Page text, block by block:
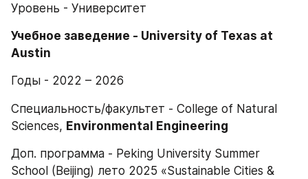
Уровень - Университет
Учебное заведение - University of Texas at
Austin
Годы - 2022 – 2026
Специальность/факультет - College of Natural
Sciences, Environmental Engineering
Доп. программа - Peking University Summer
School (Beijing) лето 2025 «Sustainable Cities &